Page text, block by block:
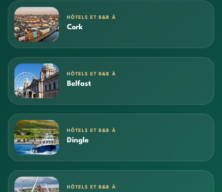
HÔTELS ET B&B À
Cork
HÔTELS ET B&B À
Belfast
HÔTELS ET B&B À
Dingle
HÔTELS ET B&B À